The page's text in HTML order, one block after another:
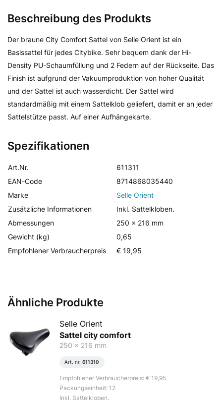
Spezifikationen
Art.Nr.
611311
EAN-Code
8714868035440
Marke
Selle Orient
Zusätzliche Informationen
Inkl. Sattelkloben.
Abmessungen
250 x 216 mm
Gewicht (kg)
0,65
Empfohlener Verbraucherpreis
€ 19,95
Beschreibung des Produkts
Der braune City Comfort Sattel von Selle Orient ist ein
Basissattel für jedes Citybike. Sehr bequem dank der Hi-
Density PU-Schaumfüllung und 2 Federn auf der Rückseite. Das
Finish ist aufgrund der Vakuumproduktion von hoher Qualität
und der Sattel ist auch wasserdicht. Der Sattel wird
standardmäßig mit einem Sattelklob geliefert, damit er an jeder
Sattelstütze passt. Auf einer Aufhängekarte.
Ähnliche Produkte
Selle Orient
Sattel city comfort
250 x 216 mm
Art. nr. 611310
Empfohlener Verbraucherpreis: € 19,95
Packungseinheit: 12
Inkl. Sattelkloben.